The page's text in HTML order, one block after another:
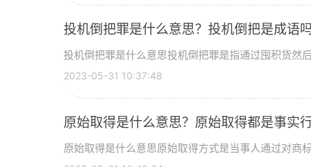
投机倒把罪是什么意思？投机倒把是成语吗
投机倒把罪是什么意思投机倒把罪是指通过囤积货然
2023-05-31 10:37:48
原始取得是什么意思？原始取得都是事实行
原始取得是什么意思原始取得方式是当事人通过对商